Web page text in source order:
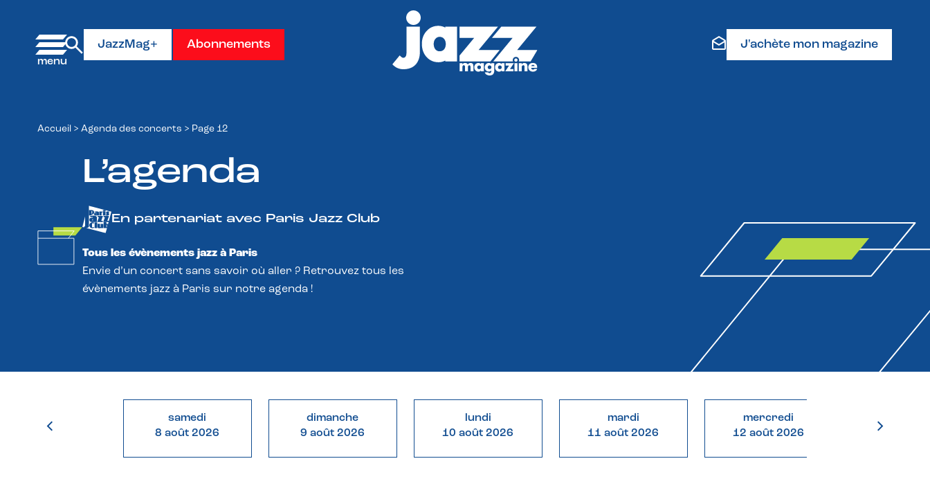
JazzMag+ Abonnements J'achète mon magazine
Accueil > Agenda des concerts > Page 12
L’agenda
En partenariat avec Paris Jazz Club
Tous les évènements jazz à Paris
Envie d’un concert sans savoir où aller ? Retrouvez tous les
évènements jazz à Paris sur notre agenda !
samedi
8 août 2026
dimanche
9 août 2026
lundi
10 août 2026
mardi
11 août 2026
mercredi
12 août 2026
13 août